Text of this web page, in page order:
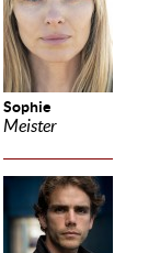
Sophie
Meister